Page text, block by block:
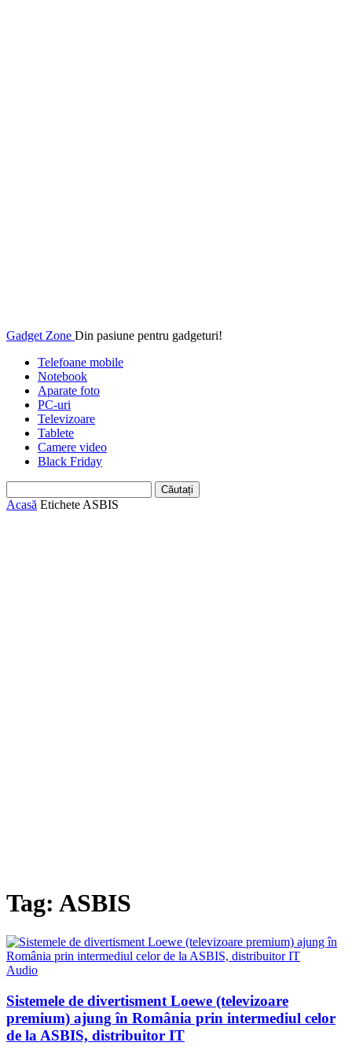
Gadget Zone Din pasiune pentru gadgeturi!
Telefoane mobile
Notebook
Aparate foto
PC-uri
Televizoare
Tablete
Camere video
Black Friday
Acasă Etichete ASBIS
Tag: ASBIS
Audio
Sistemele de divertisment Loewe (televizoare
premium) ajung în România prin intermediul celor
de la ASBIS, distribuitor IT